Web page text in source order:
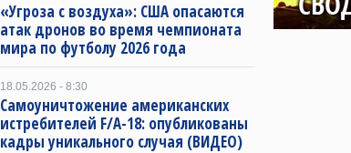
«Угроза с воздуха»: США опасаются
атак дронов во время чемпионата
мира по футболу 2026 года
18.05.2026 - 8:30
Самоуничтожение американских
истребителей F/A-18: опубликованы
кадры уникального случая (ВИДЕО)